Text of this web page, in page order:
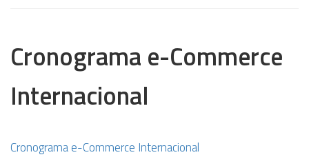
Cronograma e-Commerce
Internacional
Cronograma e-Commerce Internacional